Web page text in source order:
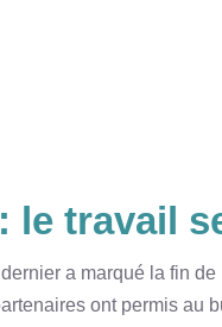
le travail
a marqué la fin
ont permis au